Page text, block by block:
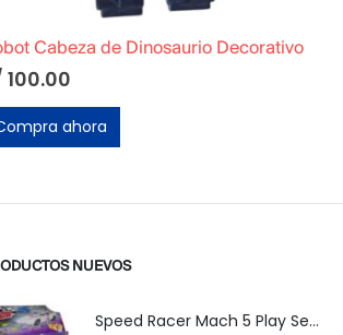
Cabeza de Dinosaurio Decorativo
100.00
ahora
NUEVOS
Speed Racer Mach 5 Play Set | ReSaurus 1999 | Meteoro